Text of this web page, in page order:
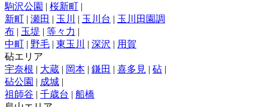
駒沢公園 | 桜新町 |
新町 | 瀬田 | 玉川 | 玉川台 | 玉川田園調
布 | 玉堤 | 等々力 |
中町 | 野毛 | 東玉川 | 深沢 | 用賀
砧エリア
宇奈根 | 大蔵 | 岡本 | 鎌田 | 喜多見 | 砧 |
砧公園 | 成城 |
祖師谷 | 千歳台 | 船橋